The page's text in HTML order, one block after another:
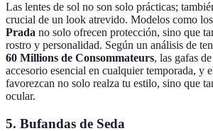
Las lentes de sol no son solo prácticas;
crucial de un look atrevido. Modelos como
Prada no solo ofrecen protección, sino que
rostro y personalidad. Según un análisis de
60 Millions de Consommateurs, las gafas
accesorio esencial en cualquier temporada, y
favorezcan no solo realza tu estilo, sino que
ocular.
5. Bufandas de Seda